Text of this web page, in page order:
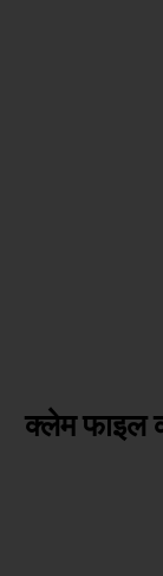
क्लेम फाइल